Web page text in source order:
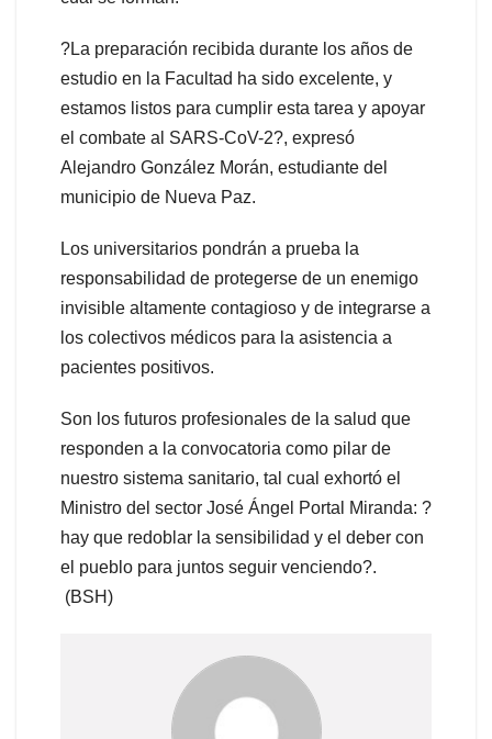
?La preparación recibida durante los años de
estudio en la Facultad ha sido excelente, y
estamos listos para cumplir esta tarea y apoyar
el combate al SARS-CoV-2?, expresó
Alejandro González Morán, estudiante del
municipio de Nueva Paz.
Los universitarios pondrán a prueba la
responsabilidad de protegerse de un enemigo
invisible altamente contagioso y de integrarse a
los colectivos médicos para la asistencia a
pacientes positivos.
Son los futuros profesionales de la salud que
responden a la convocatoria como pilar de
nuestro sistema sanitario, tal cual exhortó el
Ministro del sector José Ángel Portal Miranda: ?
hay que redoblar la sensibilidad y el deber con
el pueblo para juntos seguir venciendo?.
(BSH)